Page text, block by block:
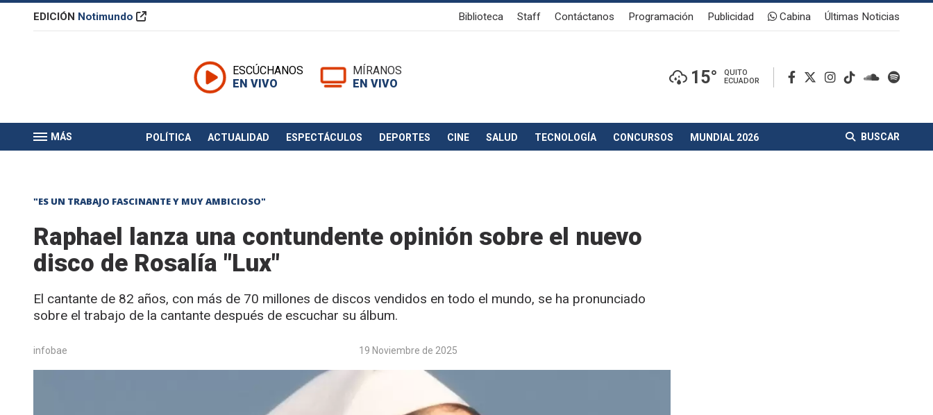
EDICIÓN Notimundo Biblioteca Staff Contáctanos Programación Publicidad Cabina Últimas Noticias
ESCÚCHANOS
EN VIVO
MÍRANOS
EN VIVO
15°
QUITO
ECUADOR
MÁS POLÍTICA ACTUALIDAD ESPECTÁCULOS DEPORTES CINE SALUD TECNOLOGÍA CONCURSOS MUNDIAL 2026 BUSCAR
"ES UN TRABAJO FASCINANTE Y MUY AMBICIOSO"
Raphael lanza una contundente opinión sobre el nuevo
disco de Rosalía "Lux"
El cantante de 82 años, con más de 70 millones de discos vendidos en todo el mundo, se ha pronunciado
sobre el trabajo de la cantante después de escuchar su álbum.
infobae 19 Noviembre de 2025